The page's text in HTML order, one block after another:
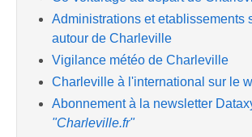
Administrations et etablissements
autour de Charleville
Vigilance météo de Charleville
Charleville à l'international sur le
Abonnement à la newsletter
"Charleville.fr"